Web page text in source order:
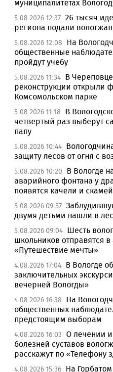
муниципалитетах
5.08.2026 12:37 26 тысяч
региона подали
5.08.2026 12:08
На
общественные
пройдут учебу
5.08.2026 11:34 В
реконструкции открыли
Комсомольском парке
5.08.2026 11:18
В
четвертый раз выберут
папу
5.08.2026 10:44
защиту лесов от огня с
5.08.2026 10:20
В Вологде
аварийного фонтана у
появятся качели и
5.08.2026 09:57
двумя детьми нашли в
5.08.2026 09:04 Шесть
школьников отправятся в
«Путешествие мечты»
4.08.2026 17:04 В Вологде
заключительных
вечерней Вологды»
4.08.2026 16:38
На
общественных
предстоящим выборам
4.08.2026 16:03 О лечении
болезней суставов
расскажут по «Телефону
4.08.2026 15:36 На